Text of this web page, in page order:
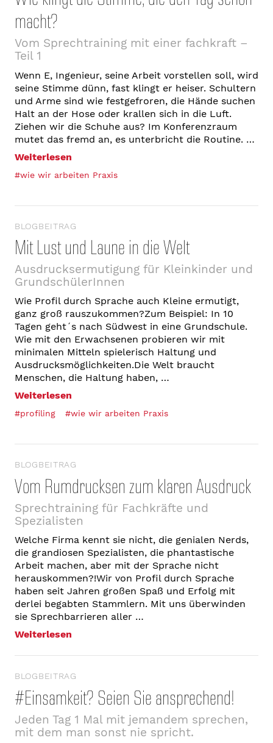
macht?
Vom Sprechtraining mit einer fachkraft –
Teil 1
Wenn E, Ingenieur, seine Arbeit vorstellen soll, wird
seine Stimme dünn, fast klingt er heiser. Schultern
und Arme sind wie festgefroren, die Hände suchen
Halt an der Hose oder krallen sich in die Luft.
Ziehen wir die Schuhe aus? Im Konferenzraum
mutet das fremd an, es unterbricht die Routine. …
Weiterlesen
#wie wir arbeiten Praxis
BLOGBEITRAG
Mit Lust und Laune in die Welt
Ausdrucksermutigung für Kleinkinder und
GrundschülerInnen
Wie Profil durch Sprache auch Kleine ermutigt,
ganz groß rauszukommen?Zum Beispiel: In 10
Tagen geht´s nach Südwest in eine Grundschule.
Wie mit den Erwachsenen probieren wir mit
minimalen Mitteln spielerisch Haltung und
Ausdrucksmöglichkeiten.Die Welt braucht
Menschen, die Haltung haben, …
Weiterlesen
#profiling #wie wir arbeiten Praxis
BLOGBEITRAG
Vom Rumdrucksen zum klaren Ausdruck
Sprechtraining für Fachkräfte und
Spezialisten
Welche Firma kennt sie nicht, die genialen Nerds,
die grandiosen Spezialisten, die phantastische
Arbeit machen, aber mit der Sprache nicht
herauskommen?!Wir von Profil durch Sprache
haben seit Jahren großen Spaß und Erfolg mit
derlei begabten Stammlern. Mit uns überwinden
sie Sprechbarrieren aller …
Weiterlesen
BLOGBEITRAG
#Einsamkeit? Seien Sie ansprechend!
Jeden Tag 1 Mal mit jemandem sprechen,
mit dem man sonst nie spricht.